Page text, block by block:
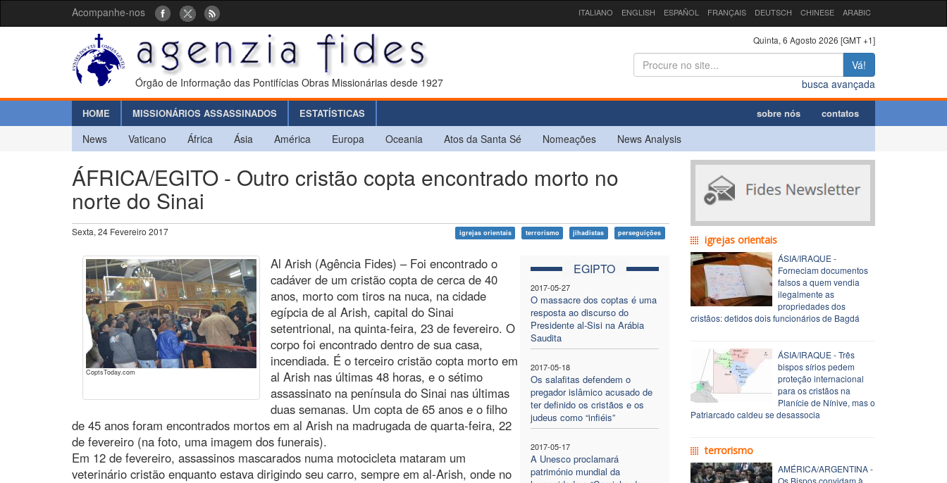
Acompanhe-nos ITALIANO ENGLISH ESPAÑOL FRANÇAIS DEUTSCH CHINESE ARABIC
Órgão de Informação das Pontifícias Obras Missionárias desde 1927
Quinta, 6 Agosto 2026 [GMT +1]
Vá!
busca avançada
HOME MISSIONÁRIOS ASSASSINADOS ESTATÍSTICAS sobre nós contatos
News Vaticano África Ásia América Europa Oceania Atos da Santa Sé Nomeações News Analysis
ÁFRICA/EGITO - Outro cristão copta encontrado morto no
norte do Sinai
Sexta, 24 Fevereiro 2017 igrejas orientais terrorismo jihadistas perseguições
CoptsToday.com
EGIPTO
2017-05-27
O massacre dos coptas é uma
resposta ao discurso do
Presidente al-Sisi na Arábia
Saudita
2017-05-18
Os salafitas defendem o
pregador islâmico acusado de
ter definido os cristãos e os
judeus como “infiéis”
2017-05-17
A Unesco proclamará
património mundial da
Al Arish (Agência Fides) – Foi encontrado o
cadáver de um cristão copta de cerca de 40
anos, morto com tiros na nuca, na cidade
egípcia de al Arish, capital do Sinai
setentrional, na quinta-feira, 23 de fevereiro. O
corpo foi encontrado dentro de sua casa,
incendiada. É o terceiro cristão copta morto em
al Arish nas últimas 48 horas, e o sétimo
assassinato na península do Sinai nas últimas
duas semanas. Um copta de 65 anos e o filho
de 45 anos foram encontrados mortos em al Arish na madrugada de quarta-feira, 22
de fevereiro (na foto, uma imagem dos funerais).
Em 12 de fevereiro, assassinos mascarados numa motocicleta mataram um
veterinário cristão enquanto estava dirigindo seu carro, sempre em al-Arish, onde no
igrejas orientais
ÁSIA/IRAQUE -
Forneciam documentos
falsos a quem vendia
ilegalmente as
propriedades dos
cristãos: detidos dois funcionários de Bagdá
ÁSIA/IRAQUE - Três
bispos sírios pedem
proteção internacional
para os cristãos na
Planície de Nínive, mas o
Patriarcado caldeu se desassocia
terrorismo
AMÉRICA/ARGENTINA -
Os Bispos convidam à